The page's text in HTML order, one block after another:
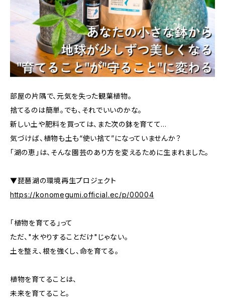
部屋の片隅で、元気を失った観葉植物。
捨てるのは簡単。でも、それでいいのかな。
新しい土や肥料を買っては、また次の鉢を育てて…
気づけば、植物も土も“使い捨て”になっていませんか？
「湖の恵」は、そんな園芸のあり方を変えるために生まれました。
▼琵琶湖の環境再生プロジェクト
https://konomegumi.official.ec/p/00004
「植物を育てる」って
ただ、"水やりすることだけ"じゃない。
土を整え、根を強くし、命を育てる。
植物を育てることは、
未来を育てること。